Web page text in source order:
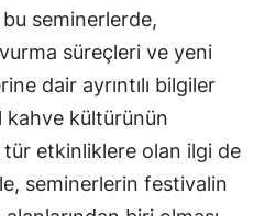
seminerlerde,
süreçleri ve yeni
dair ayrıntılı bilgiler
kahve kültürünün
etkinliklere olan ilgi de
seminerlerin festivalin